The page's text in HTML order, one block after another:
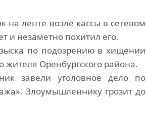
на ленте возле кассы в сетевом
и незаметно похитил его.
по подозрению в хищении
жителя Оренбургского района.
завели уголовное дело по
Злоумышленнику грозит до